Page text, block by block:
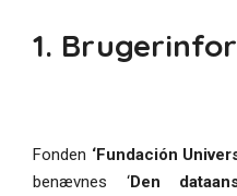
1.
Fonden ‘Fundación
benævnes ‘Den